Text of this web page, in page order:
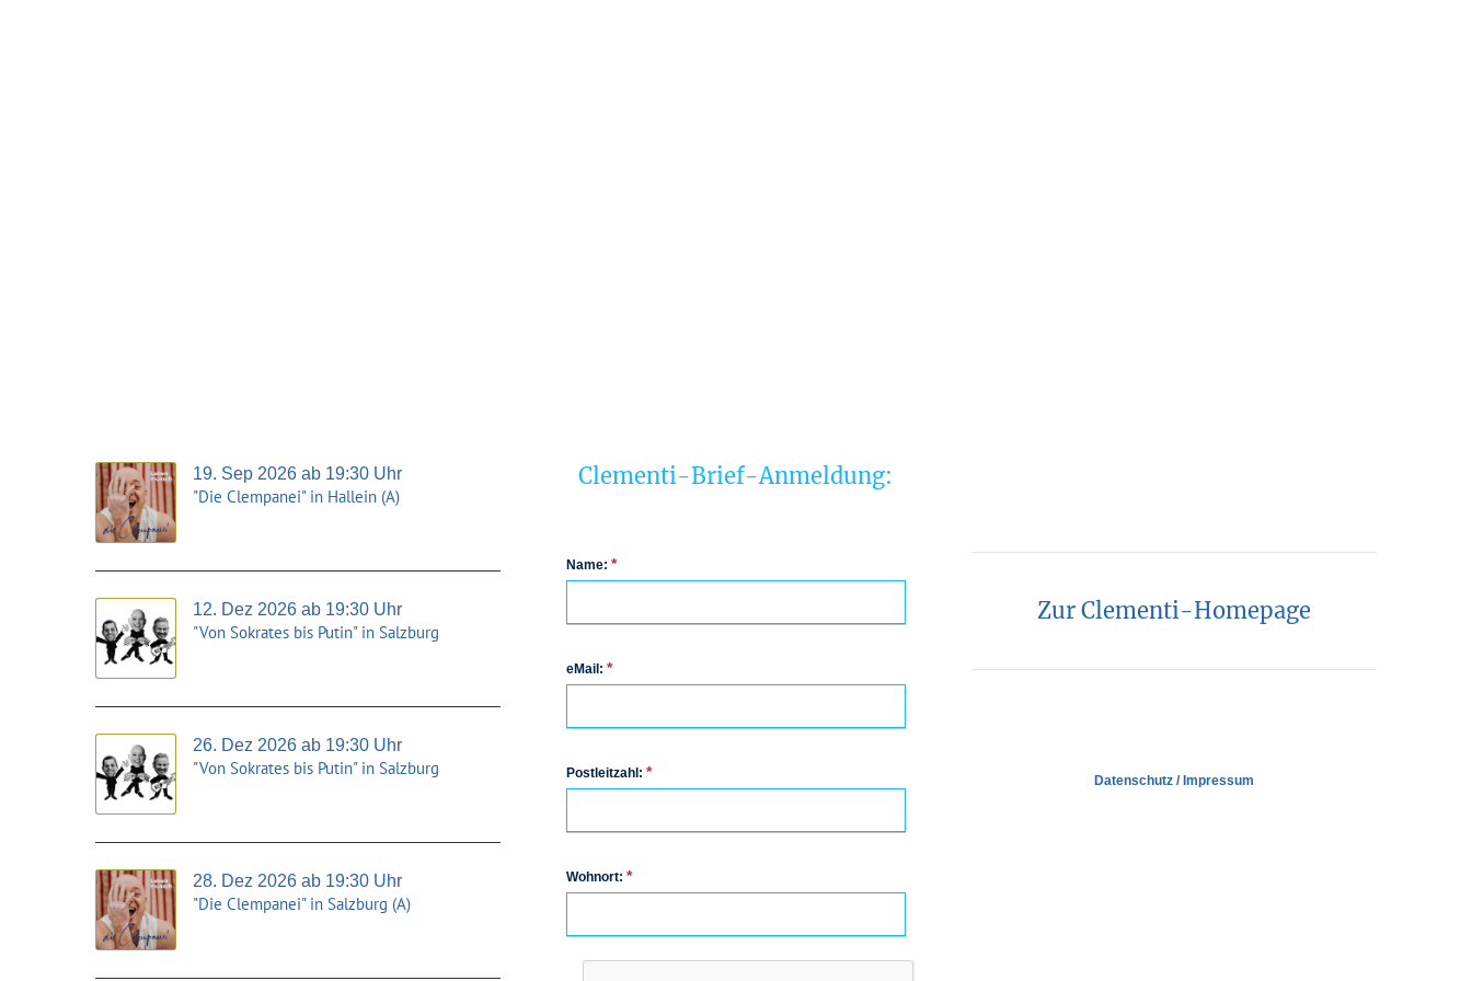
19. Sep 2026 ab 19:30 Uhr
"Die Clempanei" in Hallein (A)
12. Dez 2026 ab 19:30 Uhr
"Von Sokrates bis Putin" in Salzburg
26. Dez 2026 ab 19:30 Uhr
"Von Sokrates bis Putin" in Salzburg
28. Dez 2026 ab 19:30 Uhr
"Die Clempanei" in Salzburg (A)
Clementi-Brief-Anmeldung:
Name: *
eMail: *
Postleitzahl: *
Wohnort: *
Zur Clementi-Homepage
Datenschutz / Impressum